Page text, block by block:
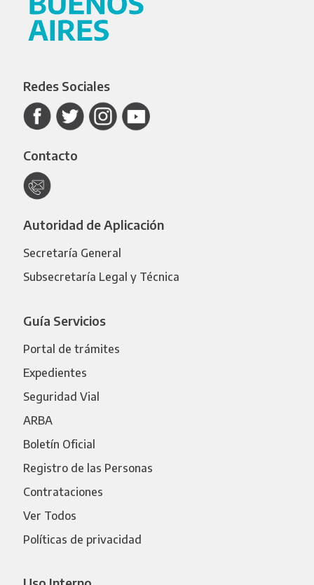
Redes Sociales
Contacto
Autoridad de Aplicación
Secretaría General
Subsecretaría Legal y Técnica
Guía Servicios
Portal de trámites
Expedientes
Seguridad Vial
ARBA
Boletín Oficial
Registro de las Personas
Contrataciones
Ver Todos
Políticas de privacidad